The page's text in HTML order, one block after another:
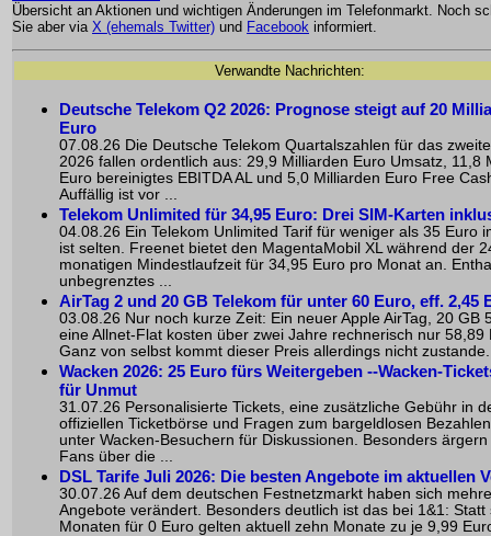
Übersicht an Aktionen und wichtigen Änderungen im Telefonmarkt. Noch
Sie aber via X (ehemals Twitter) und Facebook informiert.
Verwandte Nachrichten:
Deutsche Telekom Q2 2026: Prognose steigt auf 20
Euro
07.08.26 Die Deutsche Telekom Quartalszahlen für das
2026 fallen ordentlich aus: 29,9 Milliarden Euro Umsatz, 11,8
Euro bereinigtes EBITDA AL und 5,0 Milliarden Euro Free
Auffällig ist vor ...
Telekom Unlimited für 34,95 Euro: Drei SIM-Karten
04.08.26 Ein Telekom Unlimited Tarif für weniger als 35 Euro
ist selten. Freenet bietet den MagentaMobil XL während der
monatigen Mindestlaufzeit für 34,95 Euro pro Monat an.
unbegrenztes ...
AirTag 2 und 20 GB Telekom für unter 60 Euro, eff. 2,45
03.08.26 Nur noch kurze Zeit: Ein neuer Apple AirTag, 20 GB
eine Allnet-Flat kosten über zwei Jahre rechnerisch nur 58,89
Ganz von selbst kommt dieser Preis allerdings nicht
Wacken 2026: 25 Euro fürs Weitergeben --Wacken-
für Unmut
31.07.26 Personalisierte Tickets, eine zusätzliche Gebühr in
offiziellen Ticketbörse und Fragen zum bargeldlosen
unter Wacken-Besuchern für Diskussionen. Besonders
Fans über die ...
DSL Tarife Juli 2026: Die besten Angebote im aktuellen
30.07.26 Auf dem deutschen Festnetzmarkt haben sich
Angebote verändert. Besonders deutlich ist das bei 1&1: Statt
Monaten für 0 Euro gelten aktuell zehn Monate zu je 9,99